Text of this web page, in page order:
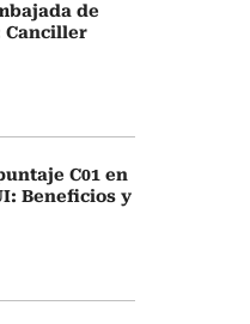
de
Canciller
C01 en
Beneficios y